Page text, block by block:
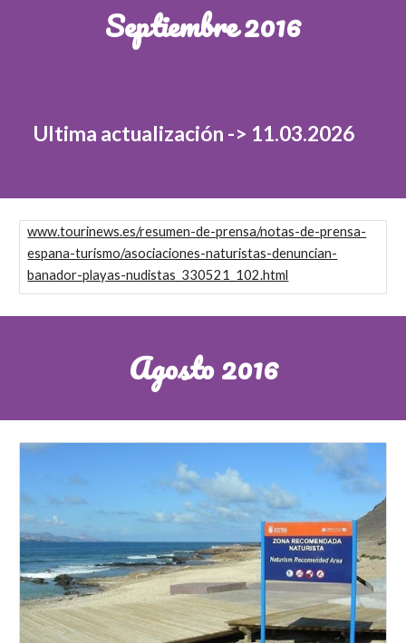
Septiembre2016
Ultima actualización -> 11.03.2026
www.tourinews.es/resumen-de-prensa/notas-de-prensa-
espana-turismo/asociaciones-naturistas-denuncian-
banador-playas-nudistas_330521_102.html
Agosto 2016